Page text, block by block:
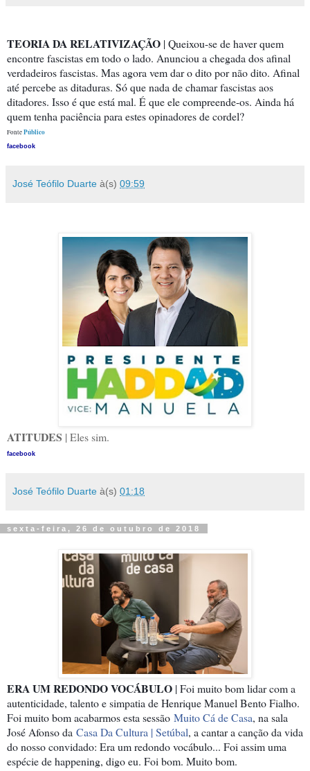
TEORIA DA RELATIVIZAÇÃO | Queixou-se de haver quem
encontre fascistas em todo o lado. Anunciou a chegada dos afinal
verdadeiros fascistas. Mas agora vem dar o dito por não dito. Afinal
até percebe as ditaduras. Só que nada de chamar fascistas aos
ditadores. Isso é que está mal. É que ele compreende-os. Ainda há
quem tenha paciência para estes opinadores de cordel?
FontePúblico
facebook
José Teófilo Duarte à(s) 09:59
ATITUDES | Eles sim.
facebook
José Teófilo Duarte à(s) 01:18
sexta-feira, 26 de outubro de 2018
ERA UM REDONDO VOCÁBULO | Foi muito bom lidar com a
autenticidade, talento e simpatia de Henrique Manuel Bento Fialho.
Foi muito bom acabarmos esta sessão Muito Cá de Casa, na sala
José Afonso da Casa Da Cultura | Setúbal, a cantar a canção da vida
do nosso convidado: Era um redondo vocábulo... Foi assim uma
espécie de happening, digo eu. Foi bom. Muito bom.